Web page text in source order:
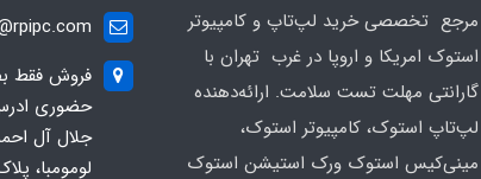
مرجع تخصصی خرید لپ‌تاپ و کامپیوتر
استوک امریکا و اروپا در غرب تهران با
گارانتی مهلت تست سلامت. ارائه‌دهنده
لپ‌تاپ استوک، کامپیوتر استوک،
مینی‌کیس استوک ورک استیشن استوک
فروش فقط
حضوری ادرس
جلال آل